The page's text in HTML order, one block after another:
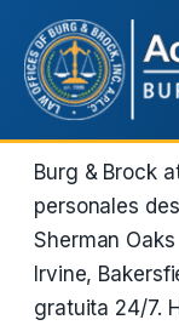
Burg & Brock
personales
Sherman
Irvine,
gratuita 24/7.